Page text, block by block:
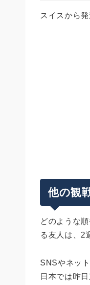
スイスから
他の観
どのような
る友人は、2
SNSやネッ
日本では昨